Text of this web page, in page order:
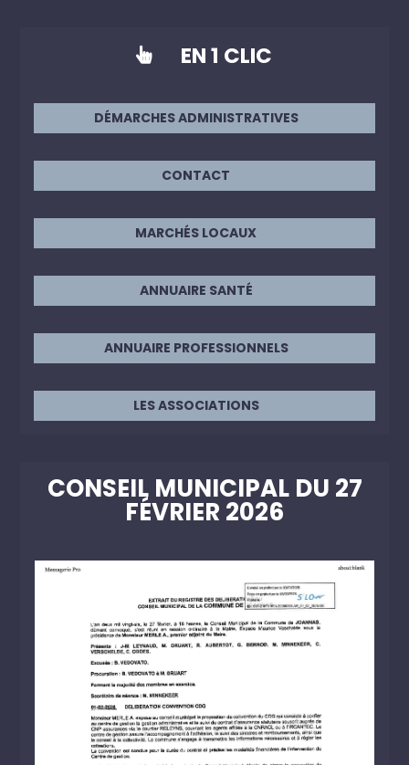
 EN 1 CLIC
DÉMARCHES ADMINISTRATIVES
CONTACT
MARCHÉS LOCAUX
ANNUAIRE SANTÉ
ANNUAIRE PROFESSIONNELS
LES ASSOCIATIONS
CONSEIL MUNICIPAL DU 27
FÉVRIER 2026